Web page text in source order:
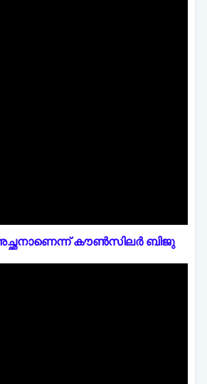
കൗൺസിലർ ബിജു